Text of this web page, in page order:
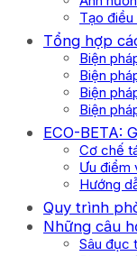
Tạo điều
Tổng hợp
Biện
Biện
Biện
Biện
ECO-BETA:
Cơ chế
Ưu điểm
Hướng
Quy trình
Những câu
Sâu đục